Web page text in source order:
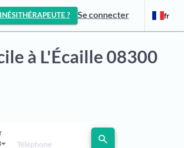
? Se connecter fr
à L'Écaille 08300
Téléphone search